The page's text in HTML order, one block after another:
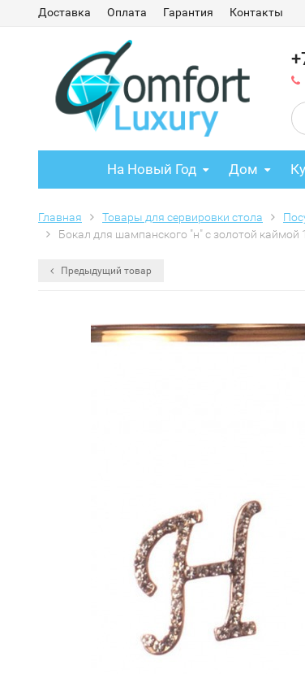
Доставка Оплата Гарантия Контакты
На Новый Год Дом
Главная Товары для сервировки стола
Бокал для шампанского "н" с золотой каймой
Предыдущий товар